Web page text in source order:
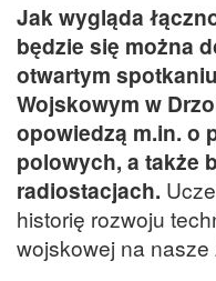
Jak wygląda
będzie się można
otwartym
Wojskowym w
opowiedzą m.in. o
polowych, a także
radiostacjach.
historię rozwoju
wojskowej na